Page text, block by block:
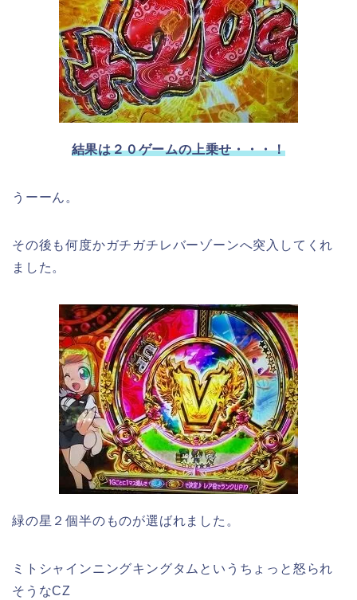
結果は２０ゲームの上乗せ・・・！
うーーん。
その後も何度かガチガチレバーゾーンへ突入してくれ
ました。
緑の星２個半のものが選ばれました。
ミトシャインニングキングタムというちょっと怒られ
そうなCZ